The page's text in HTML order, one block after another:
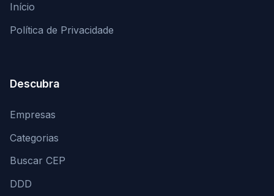
Início
Política de Privacidade
Descubra
Empresas
Categorias
Buscar CEP
DDD